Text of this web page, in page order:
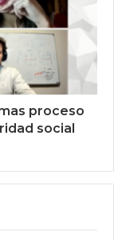
proceso
social